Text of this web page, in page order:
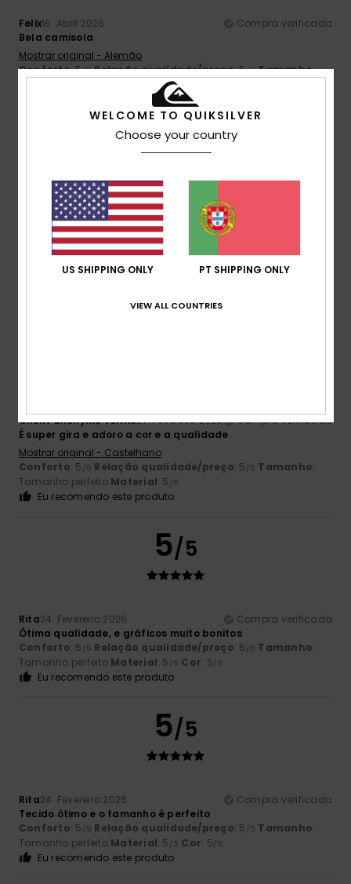
Felix16. Abril 2026
Compra verificada
Bela camisola
Mostrar original - Alemão
Conforto: 5/5 Relação qualidade/preço: 5/5 Tamanho:
1/5
Yolanda1. Março 2026
A camisola veio com uma mancha; para não ter o trabalho
de a trocar, lavei-a na esperança de que a mancha saísse,
mas não foi o que aconteceu.
Mostrar original - Castelhano
Client anonyme vérifié27. Fevereiro 2026
Compra verificada
É super gira e adoro a cor e a qualidade
Mostrar original - Castelhano
Conforto: 5 /5 Relação qualidade/preço: 5 /5 Tamanho:
Tamanho perfeito Material: 5 /5
Eu recomendo este produto
5/5
Rita24. Fevereiro 2026
Compra verificada
Ótima qualidade, e gráficos muito bonitos
Conforto: 5 /5 Relação qualidade/preço: 5 /5 Tamanho:
Tamanho perfeito Material: 5 /5 Cor: 5/5
Eu recomendo este produto
5/5
Rita24. Fevereiro 2026
Compra verificada
Tecido ótimo e o tamanho é perfeito
Conforto: 5 /5 Relação qualidade/preço: 5 /5 Tamanho:
Tamanho perfeito Material: 5 /5 Cor: 5/5
Eu recomendo este produto
WELCOME TO QUIKSILVER
Choose your country
US SHIPPING ONLY PT SHIPPING ONLY
VIEW ALL COUNTRIES